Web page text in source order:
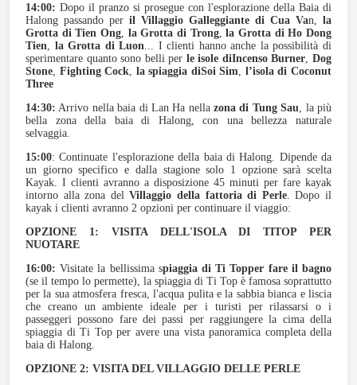
14:00: Dopo il pranzo si prosegue con l'esplorazione della Baia di
Halong passando per il Villaggio Galleggiante di Cua Van, la
Grotta di Tien Ong la Grotta di Trong,la Grotta di Ho Dong
Tien
la Grotta di Luon ... I clienti hanno anche la possibilità di
sperimentare quanto sono belli per le isole diIncenso Burner ,Dog
Stone Fighting Cock la spiaggia diSoi Sim
l’isola di Coconut
Three
14:30: Arrivo nella baia di Lan Ha nellazona di Tung Sau , la più
bella zona della baia di Halong, con una bellezza naturale
selvaggia.
15:00: Continuate l'esplorazione della baia di Halong. Dipende da
un giorno specifico e dalla stagione solo 1 opzione sarà scelta
Kayak. I clienti avranno a disposizione 45 minuti per fare kayak
intorno alla zona delVillaggio della fattoria di Perle. Dopo il
kayak i clienti avranno 2 opzioni per continuare il viaggio:
OPZIONE 1: VISITA DELL'ISOLA DI TITOP PER
NUOTARE
16:00: Visitate la bellissima spiaggia di Ti Topper fare il bagno
(se il tempo lo permette), la spiaggia di Ti Top è famosa soprattutto
per la sua atmosfera fresca, l'acqua pulita e la sabbia bianca e liscia
che creano un ambiente ideale per i turisti per rilassarsi o i
passeggeri possono fare dei passi per raggiungere la cima della
spiaggia di Ti Top per avere una vista panoramica completa della
baia di Halong.
OPZIONE 2: VISITA DEL VILLAGGIO DELLE PERLE